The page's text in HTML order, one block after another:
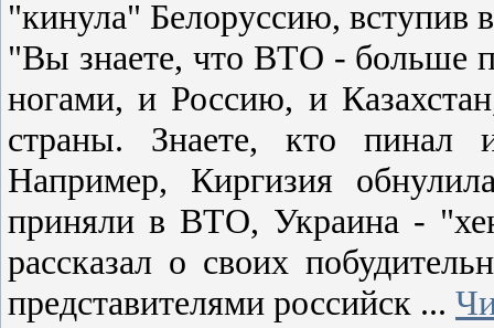
"кинула" Белоруссию, вступив
"Вы знаете, что ВТО - больше
ногами, и Россию, и
страны. Знаете, кто пинал
Например, Киргизия
приняли в ВТО, Украина -
рассказал о своих
представителями российск ...